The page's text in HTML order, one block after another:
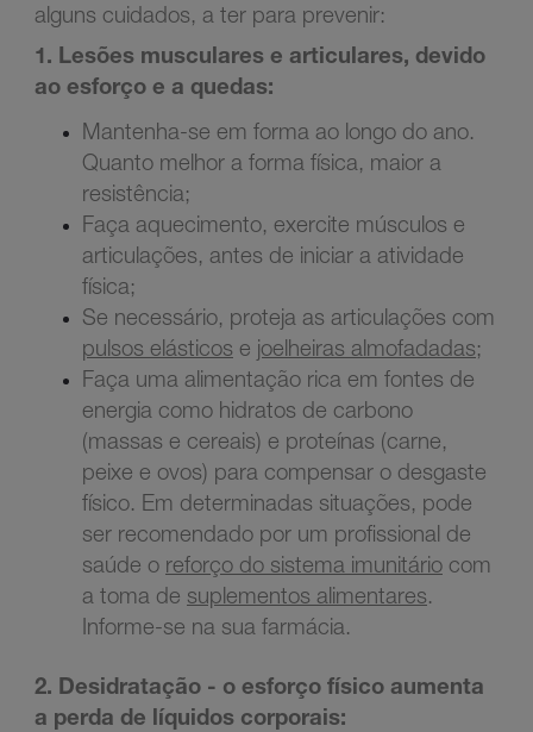
alguns cuidados, a ter para prevenir:
1. Lesões musculares e articulares, devido
ao esforço e a quedas:
Mantenha-se em forma ao longo do ano.
Quanto melhor a forma física, maior a
resistência;
Faça aquecimento, exercite músculos e
articulações, antes de iniciar a atividade
física;
Se necessário, proteja as articulações com
pulsos elásticos e joelheiras almofadadas;
Faça uma alimentação rica em fontes de
energia como hidratos de carbono
(massas e cereais) e proteínas (carne,
peixe e ovos) para compensar o desgaste
físico. Em determinadas situações, pode
ser recomendado por um profissional de
saúde o reforço do sistema imunitário com
a toma de suplementos alimentares.
Informe-se na sua farmácia.
2. Desidratação - o esforço físico aumenta
a perda de líquidos corporais: